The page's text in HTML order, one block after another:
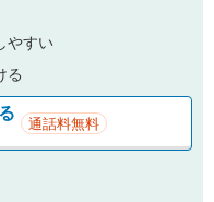
やすい
る
通話料無料